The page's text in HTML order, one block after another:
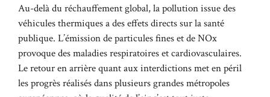
Au-delà du réchauffement global, la pollution issue des
véhicules thermiques a des effets directs sur la santé
publique. L’émission de particules fines et de NOx
provoque des maladies respiratoires et cardiovasculaires.
Le retour en arrière quant aux interdictions met en péril
les progrès réalisés dans plusieurs grandes métropoles